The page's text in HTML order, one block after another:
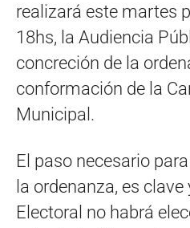
realizará este martes
18hs, la Audiencia
concreción de la
conformación de la
Municipal.
El paso necesario
la ordenanza, es
Electoral no habrá